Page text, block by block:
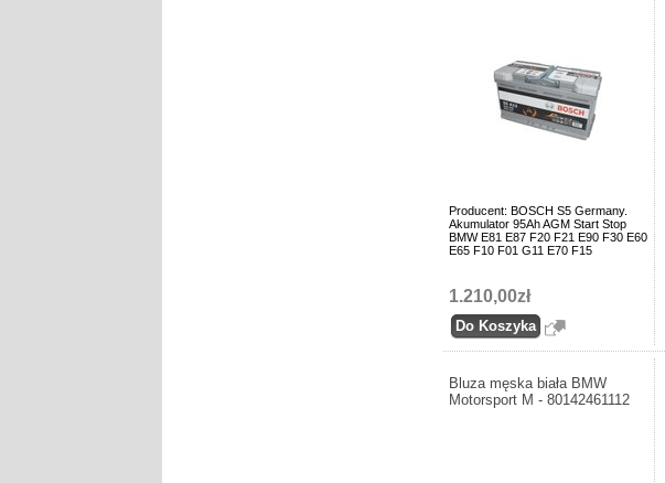
Producent: BOSCH S5 Germany.
Akumulator 95Ah AGM Start Stop
BMW E81 E87 F20 F21 E90 F30 E60
E65 F10 F01 G11 E70 F15
1.210,00zł
Bluza męska biała BMW
Motorsport M - 80142461112